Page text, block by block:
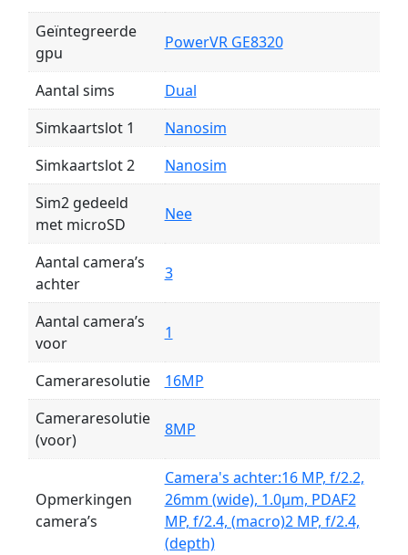
Geïntegreerde
gpu
PowerVR GE8320
Aantal sims
Dual
Simkaartslot 1
Nanosim
Simkaartslot 2
Nanosim
Sim2 gedeeld
met microSD
Nee
Aantal camera’s
achter
3
Aantal camera’s
voor
1
Cameraresolutie
16MP
Cameraresolutie
(voor)
8MP
Opmerkingen
camera’s
Camera's achter:16 MP, f/2.2,
26mm (wide), 1.0µm, PDAF2
MP, f/2.4, (macro)2 MP, f/2.4,
(depth)